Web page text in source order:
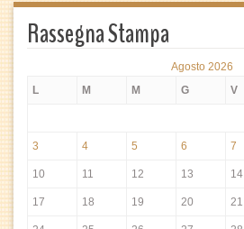
Rassegna Stampa
Agosto 2026
L
M M G V
3 4 5 6 7
10 11 12 13 14
17 18 19 20 21